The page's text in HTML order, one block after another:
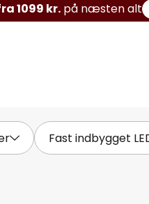
1099 kr. på næsten alt
Fast indbygget